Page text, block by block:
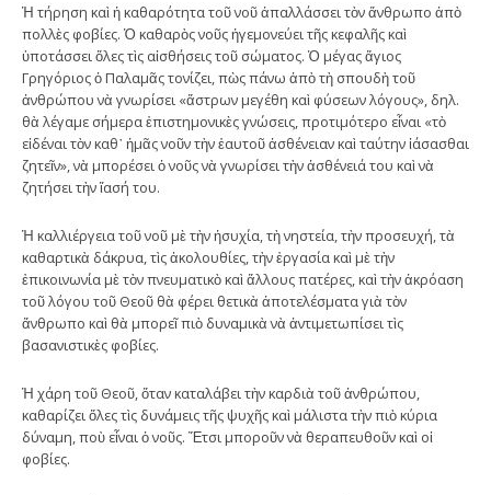
Ἡ τήρηση καὶ ἡ καθαρότητα τοῦ νοῦ ἀπαλλάσσει τὸν ἄνθρωπο ἀπὸ
πολλὲς φοβίες. Ὁ καθαρὸς νοῦς ἡγεμονεύει τῆς κεφαλῆς καὶ
ὑποτάσσει ὅλες τὶς αἰσθήσεις τοῦ σώματος. Ὁ μέγας ἅγιος
Γρηγόριος ὁ Παλαμᾶς τονίζει, πὼς πάνω ἀπὸ τὴ σπουδὴ τοῦ
ἀνθρώπου νὰ γνωρίσει «ἄστρων μεγέθη καὶ φύσεων λόγους», δηλ.
θὰ λέγαμε σήμερα ἐπιστημονικὲς γνώσεις, προτιμότερο εἶναι «τὸ
εἰδέναι τὸν καθ᾿ ἡμᾶς νοῦν τὴν ἑαυτοῦ ἀσθένειαν καὶ ταύτην ἰάσασθαι
ζητεῖν», νὰ μπορέσει ὁ νοῦς νὰ γνωρίσει τὴν ἀσθένειά του καὶ νὰ
ζητήσει τὴν ἴασή του.
Ἡ καλλιέργεια τοῦ νοῦ μὲ τὴν ἡσυχία, τὴ νηστεία, τὴν προσευχή, τὰ
καθαρτικὰ δάκρυα, τὶς ἀκολουθίες, τὴν ἐργασία καὶ μὲ τὴν
ἐπικοινωνία μὲ τὸν πνευματικὸ καὶ ἄλλους πατέρες, καὶ τὴν ἀκρόαση
τοῦ λόγου τοῦ Θεοῦ θὰ φέρει θετικὰ ἀποτελέσματα γιὰ τὸν
ἄνθρωπο καὶ θὰ μπορεῖ πιὸ δυναμικὰ νὰ ἀντιμετωπίσει τὶς
βασανιστικὲς φοβίες.
Ἡ χάρη τοῦ Θεοῦ, ὅταν καταλάβει τὴν καρδιὰ τοῦ ἀνθρώπου,
καθαρίζει ὅλες τὶς δυνάμεις τῆς ψυχῆς καὶ μάλιστα τὴν πιὸ κύρια
δύναμη, ποὺ εἶναι ὁ νοῦς. Ἔτσι μποροῦν νὰ θεραπευθοῦν καὶ οἱ
φοβίες.